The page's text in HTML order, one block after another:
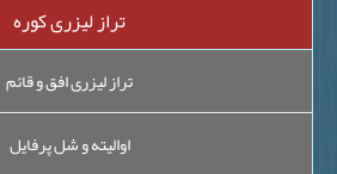
تراز لیزری کوره
تراز لیزری افق و قائم
اوالیته و شل پرفایل